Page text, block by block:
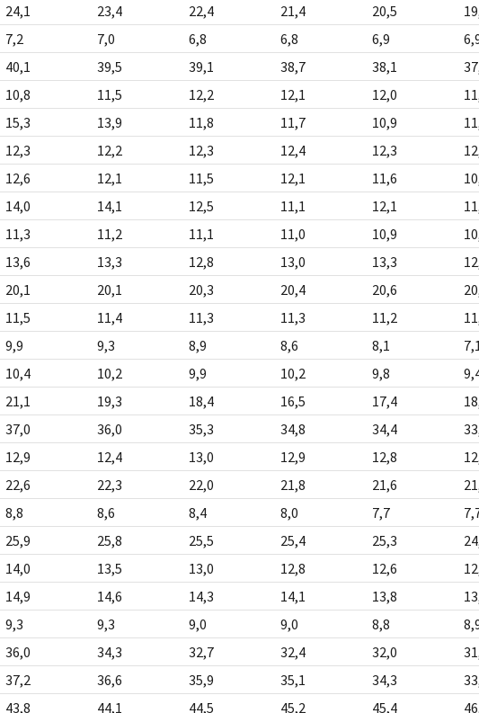
24,1 23,4 22,4 21,4 20,5
7,2 7,0 6,8 6,8 6,9
40,1 39,5 39,1 38,7 38,1
10,8 11,5 12,2 12,1 12,0
15,3 13,9 11,8 11,7 10,9
12,3 12,2 12,3 12,4 12,3
12,6 12,1 11,5 12,1 11,6
14,0 14,1 12,5 11,1 12,1
11,3 11,2 11,1 11,0 10,9
13,6 13,3 12,8 13,0 13,3
20,1 20,1 20,3 20,4 20,6
11,5 11,4 11,3 11,3 11,2
9,9 9,3 8,9 8,6 8,1 7,1
10,4 10,2 9,9 10,2 9,8
21,1 19,3 18,4 16,5 17,4
37,0 36,0 35,3 34,8 34,4
12,9 12,4 13,0 12,9 12,8
22,6 22,3 22,0 21,8 21,6
8,8 8,6 8,4 8,0 7,7
25,9 25,8 25,5 25,4 25,3
14,0 13,5 13,0 12,8 12,6
14,9 14,6 14,3 14,1 13,8
9,3 9,3 9,0 9,0 8,8
36,0 34,3 32,7 32,4 32,0
37,2 36,6 35,9 35,1 34,3
43,8 44,1 44,5 45,2 45,4